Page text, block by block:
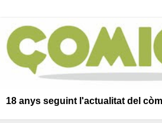
18 anys seguint l'actualitat del